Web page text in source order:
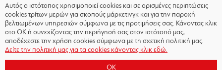
Αυτός ο ιστότοπος χρησιμοποιεί cookies και σε ορισμένες περιπτώσεις
cookies τρίτων μερών για σκοπούς μάρκετινγκ και για την παροχή
βελτιωμένων υπηρεσιών σύμφωνα με τις προτιμήσεις σας. Κάνοντας κλικ
στο OK ή συνεχίζοντας την περιήγησή σας στον ιστότοπό μας,
αποδέχεστε την χρήση cookies σύμφωνα με τη σχετική πολιτική μας.
Δείτε την πολιτική μας για τα cookies κάνοντας κλικ εδώ.
OK